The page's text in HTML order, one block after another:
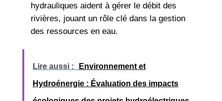
hydrauliques aident à gérer le débit des
rivières, jouant un rôle clé dans la gestion
des ressources en eau.
Lire aussi : Environnement et
Hydroénergie : Évaluation des impacts